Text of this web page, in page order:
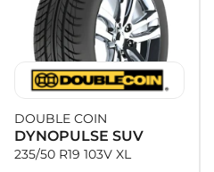
DOUBLE COIN
DYNOPULSE SUV
235/50 R19 103V XL